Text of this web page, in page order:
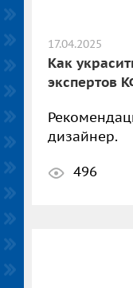
17.04.2025
Как
экспертов
дизайнер.
496